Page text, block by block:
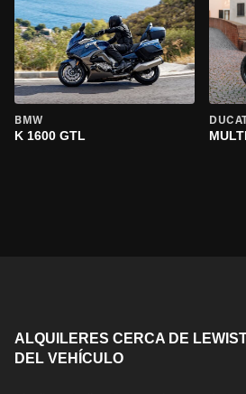
BMW
K 1600 GTL
ALQUILERES CERCA DE
DEL VEHÍCULO